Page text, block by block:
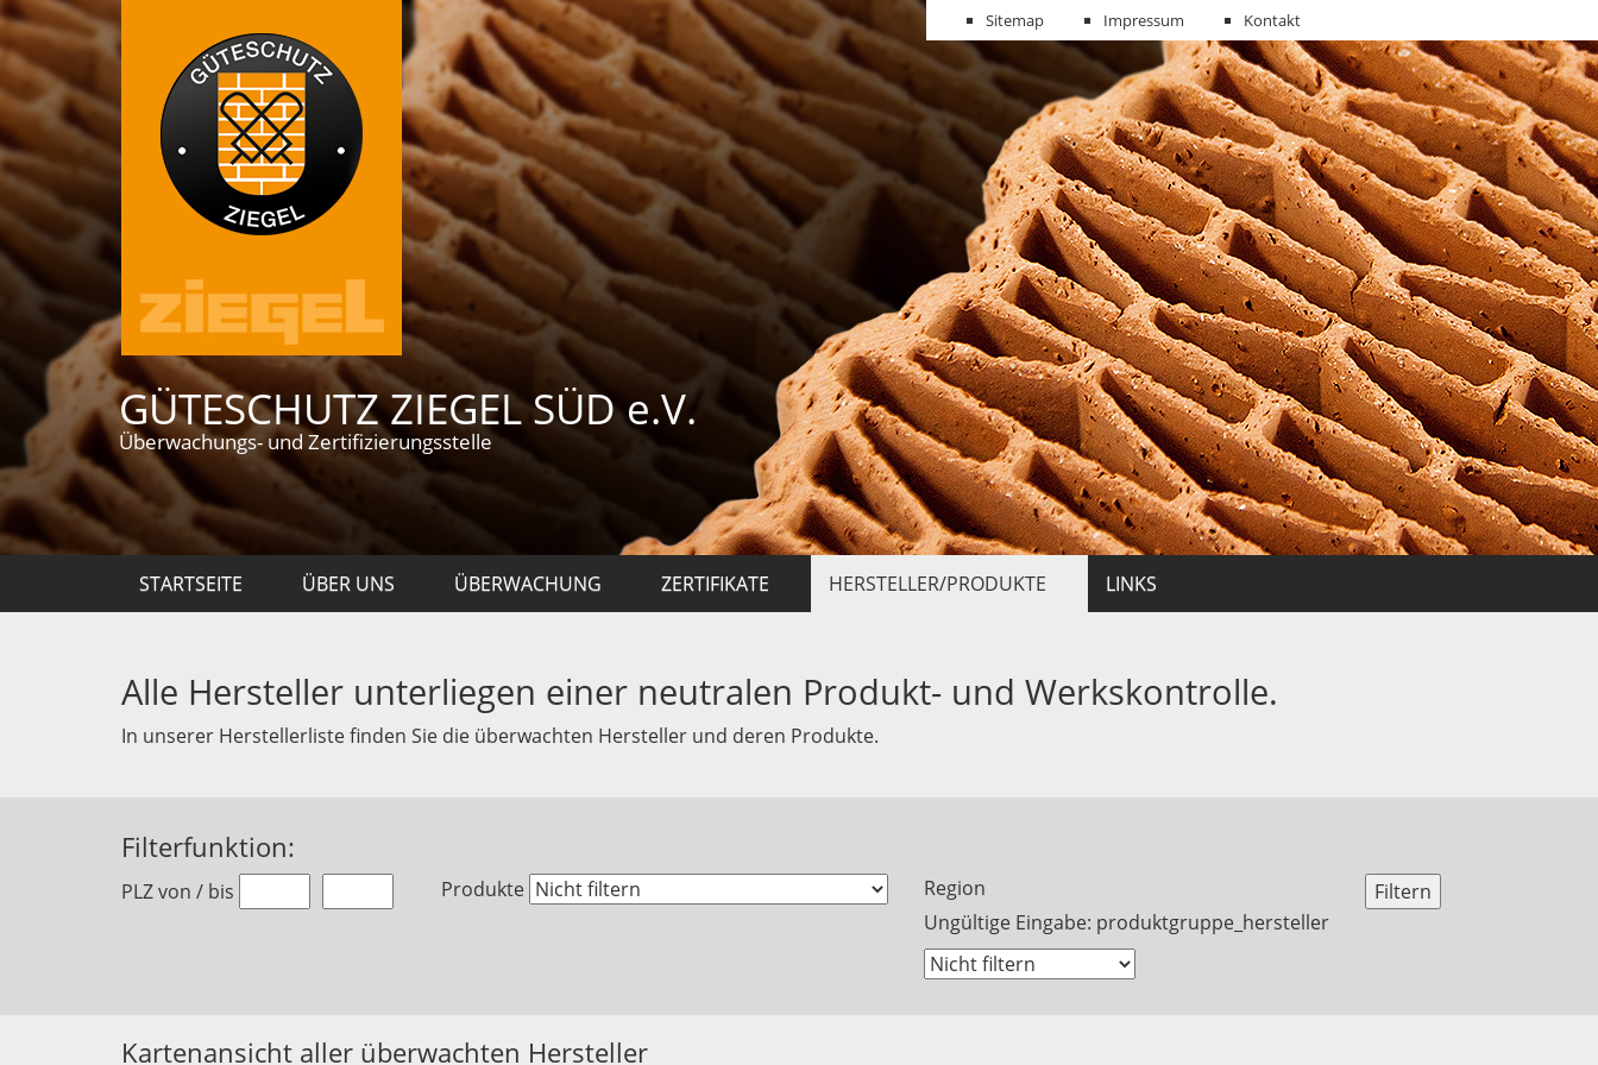
GÜTESCHUTZ ZIEGEL SÜD e.V.
Überwachungs- und Zertifizierungsstelle
Sitemap Impressum Kontakt
STARTSEITE ÜBER UNS ÜBERWACHUNG ZERTIFIKATE HERSTELLER/PRODUKTE LINKS
Alle Hersteller unterliegen einer neutralen Produkt- und Werkskontrolle.
In unserer Herstellerliste finden Sie die überwachten Hersteller und deren Produkte.
Filterfunktion:
PLZ von / bis Produkte
Region
Ungültige Eingabe: produktgruppe_hersteller
Kartenansicht aller überwachten Hersteller